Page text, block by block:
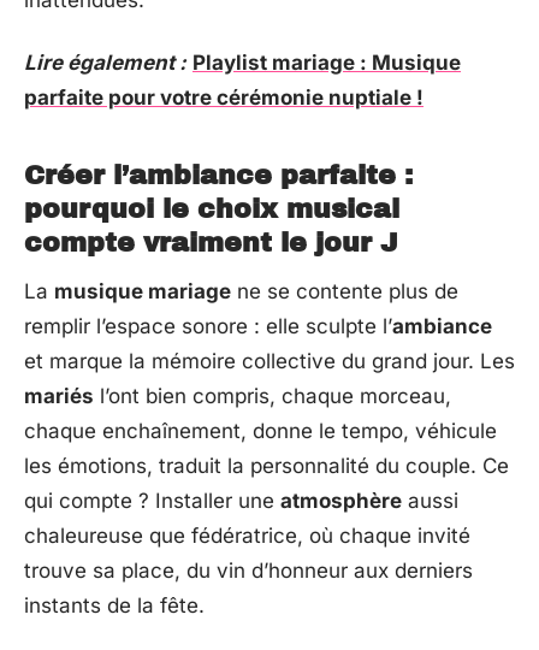
Lire également : Playlist mariage : Musique
parfaite pour votre cérémonie nuptiale !
Créer l’ambiance parfaite :
pourquoi le choix musical
compte vraiment le jour J
La musique mariage ne se contente plus de
remplir l’espace sonore : elle sculpte l’ambiance
et marque la mémoire collective du grand jour. Les
mariés l’ont bien compris, chaque morceau,
chaque enchaînement, donne le tempo, véhicule
les émotions, traduit la personnalité du couple. Ce
qui compte ? Installer une atmosphère aussi
chaleureuse que fédératrice, où chaque invité
trouve sa place, du vin d’honneur aux derniers
instants de la fête.